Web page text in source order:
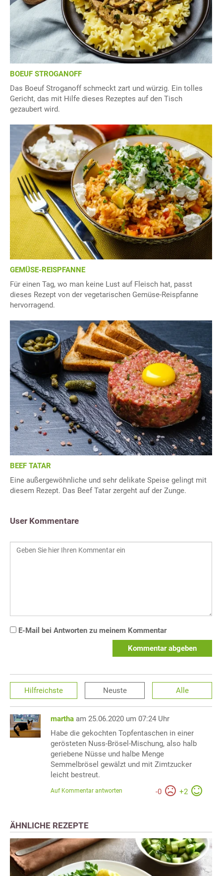
BOEUF STROGANOFF
Das Boeuf Stroganoff schmeckt zart und würzig. Ein tolles
Gericht, das mit Hilfe dieses Rezeptes auf den Tisch
gezaubert wird.
GEMÜSE-REISPFANNE
Für einen Tag, wo man keine Lust auf Fleisch hat, passt
dieses Rezept von der vegetarischen Gemüse-Reispfanne
hervorragend.
BEEF TATAR
Eine außergewöhnliche und sehr delikate Speise gelingt mit
diesem Rezept. Das Beef Tatar zergeht auf der Zunge.
User Kommentare
E-Mail bei Antworten zu meinem Kommentar
Kommentar abgeben
Hilfreichste Neuste Alle
martha am 25.06.2020 um 07:24 Uhr
Habe die gekochten Topfentaschen in einer
gerösteten Nuss-Brösel-Mischung, also halb
geriebene Nüsse und halbe Menge
Semmelbrösel gewälzt und mit Zimtzucker
leicht bestreut.
-0 +2
Auf Kommentar antworten
ÄHNLICHE REZEPTE